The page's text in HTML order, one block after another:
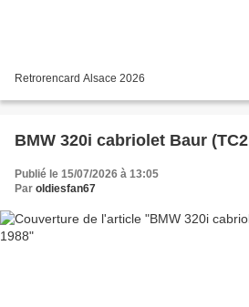
Retrorencard Alsace 2026
BMW 320i cabriolet Baur
Publié le 15/07/2026 à 13:05
Par oldiesfan67